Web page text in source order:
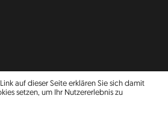
auf dieser Seite erklären Sie sich damit
setzen, um Ihr Nutzererlebnis zu